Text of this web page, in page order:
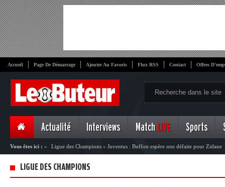
Accueil Page De Démarrage Ajouter Au Favoris Flux RSS Contact Offres
Actualité Interviews Match LIVE Sports
Vous êtes ici : » Ligue des Champions » Juventus : Buffon espère une défaite pour Zidane
LIGUE DES CHAMPIONS